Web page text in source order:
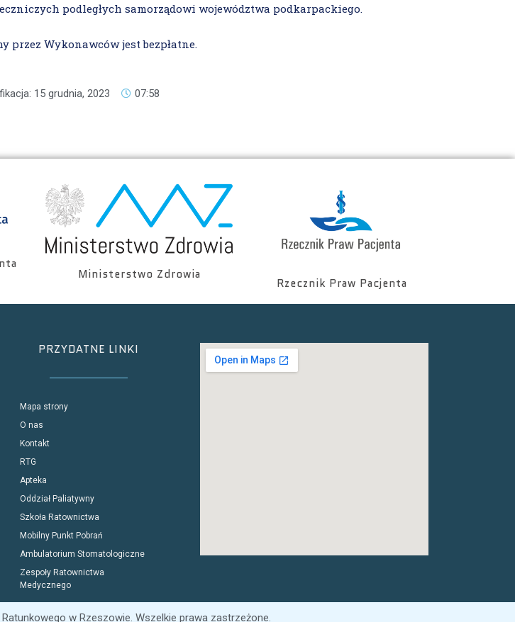
podległych samorządowi województwa podkarpackiego.
przez Wykonawców jest bezpłatne.
15 grudnia, 2023 07:58
Ministerstwo Zdrowia
Rzecznik Praw Pacjenta
PRZYDATNE LINKI
Mapa strony
O nas
Kontakt
RTG
Apteka
Oddział Paliatywny
Szkoła Ratownictwa
Mobilny Punkt Pobrań
Ambulatorium Stomatologiczne
Zespoły Ratownictwa
Medycznego
w Rzeszowie. Wszelkie prawa zastrzeżone.